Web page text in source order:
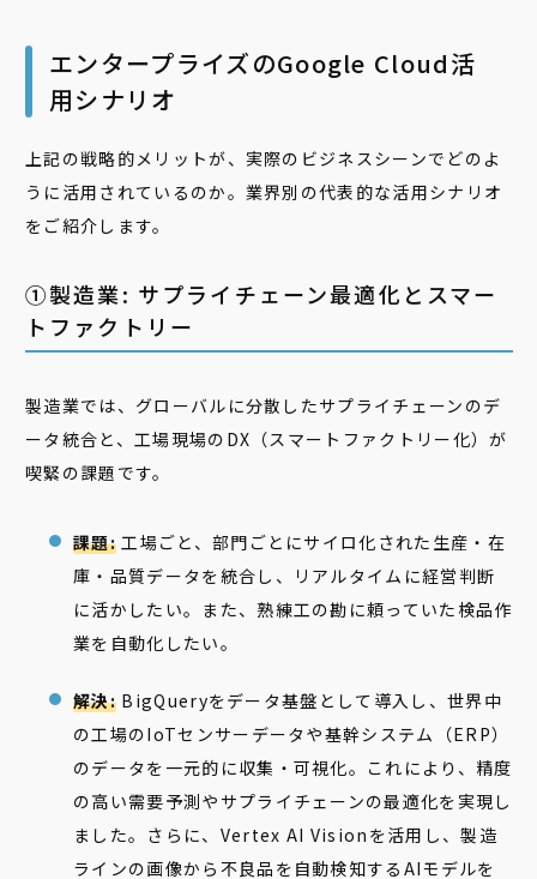
エンタープライズのGoogle Cloud活
用シナリオ
上記の戦略的メリットが、実際のビジネスシーンでどのよ
うに活用されているのか。業界別の代表的な活用シナリオ
をご紹介します。
①製造業: サプライチェーン最適化とスマー
トファクトリー
製造業では、グローバルに分散したサプライチェーンのデ
ータ統合と、工場現場のDX（スマートファクトリー化）が
喫緊の課題です。
課題:工場ごと、部門ごとにサイロ化された生産・在
庫・品質データを統合し、リアルタイムに経営判断
に活かしたい。また、熟練工の勘に頼っていた検品作
業を自動化したい。
解決:BigQueryをデータ基盤として導入し、世界中
の工場のIoTセンサーデータや基幹システム（ERP）
のデータを一元的に収集・可視化。これにより、精度
の高い需要予測やサプライチェーンの最適化を実現し
ました。さらに、Vertex AI Visionを活用し、製造
ラインの画像から不良品を自動検知するAIモデルを